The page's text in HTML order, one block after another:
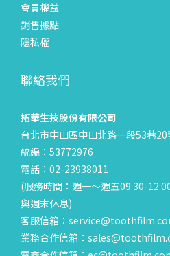
會員權益
銷售據點
隱私權
聯絡我們
拓華生技股份有限公司
台北市中山區中山北路一段53巷
統編：53772976
電話：02-23938011
(服務時間：週一～週五09:30-
與週末休息)
客服信箱：
業務合作信箱：